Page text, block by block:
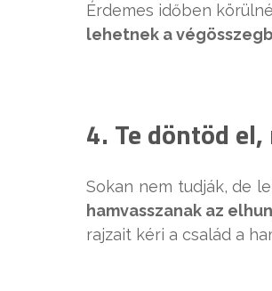
Érdemes időben
lehetnek a
4. Te döntöd
Sokan nem tudják, de
hamvasszanak az
rajzait kéri a család a